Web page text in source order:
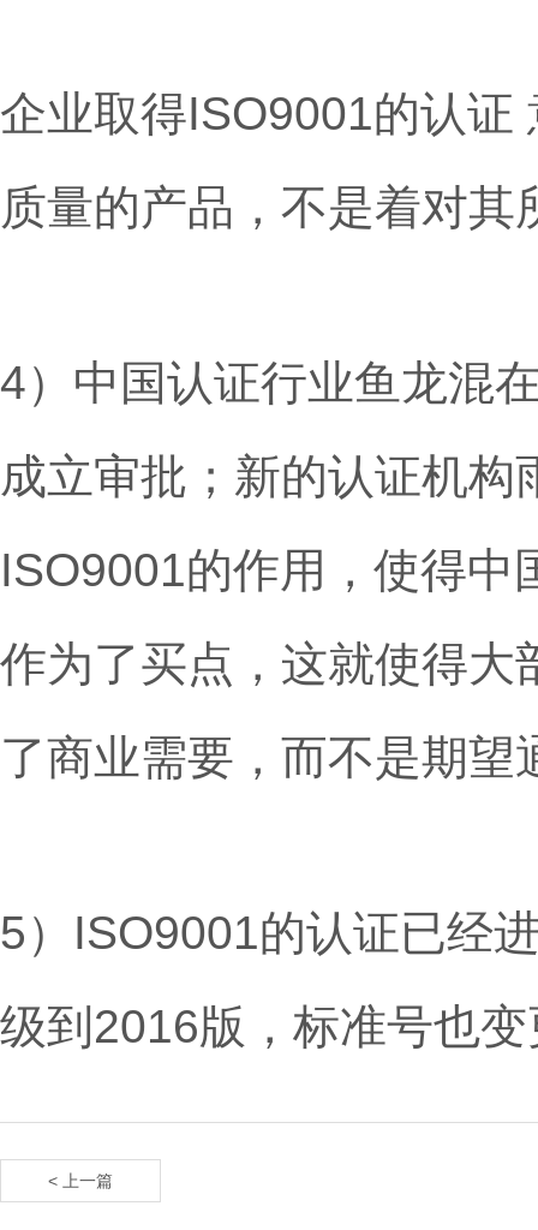
企业取得ISO9001的认证
质量的产品，不是着对
4）中国认证行业鱼龙混
成立审批；新的认证机
ISO9001的作用，使得中
作为了买点，这就使得大
了商业需要，而不是期
5）ISO9001的认证已经
级到2016版，标准号也
< 上一篇